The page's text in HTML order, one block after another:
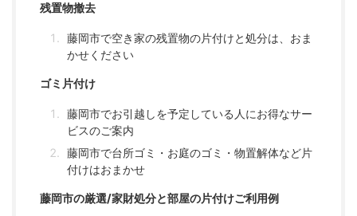
残置物撤去
藤岡市で空き家の残置物の片付けと処分は、おま
かせください
ゴミ片付け
藤岡市でお引越しを予定している人にお得なサー
ビスのご案内
藤岡市で台所ゴミ・お庭のゴミ・物置解体など片
付けはおまかせ
藤岡市の厳選/家財処分と部屋の片付けご利用例